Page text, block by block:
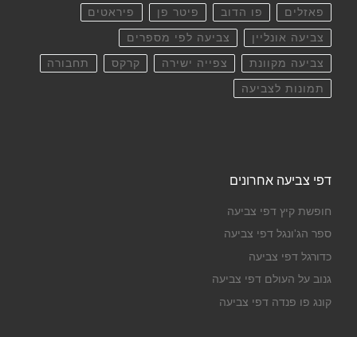
פאזלים פו הדוב פיטר פן פיראטים
צביעה אונליין צביעה לפי מספרים
צביעה מקוונת צפייה ישירה קרקס תחבורה
תמונות לצביעה
דפי צביעה אחרונים
חופשת קיץ דפי צביעה
ספר הג'ונגל דפי צביעה
כדורגל דפי צביעה
גנוב על העולם דפי צביעה
קונג פו פנדה דפי צביעה